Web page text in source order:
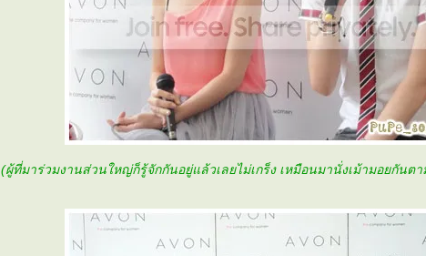
(ผู้ที่มาร่วมงานส่วนใหญ่ก็รู้จักกันอยู่แล้วเลยไม่เกร็ง เหมือนมานั่งเม้ามอยกันต